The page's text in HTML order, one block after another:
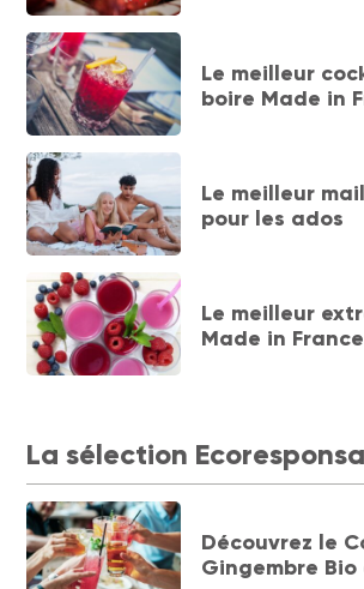
Le meilleur
boire Made in
Le meilleur
pour les ados
Le meilleur
Made in France
La sélection
Découvrez le
Gingembre